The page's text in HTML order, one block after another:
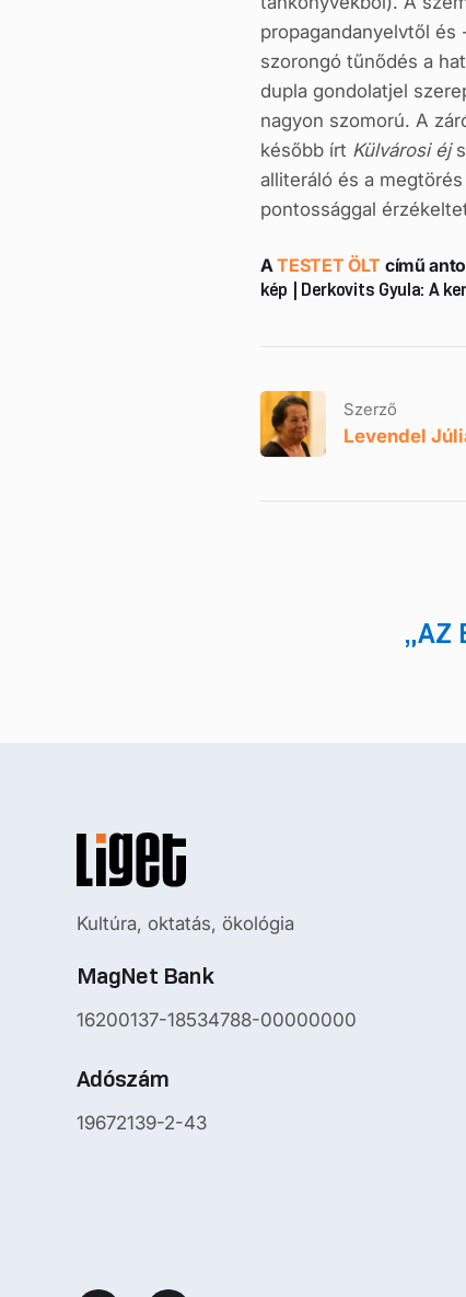
propagandanyelvtől
szorongó tűnődés a
dupla gondolatjel
nagyon szomorú. A
később írt Külvárosi éj
alliteráló és a
pontossággal
ATESTET ÖLT című
kép | Derkovits Gyula: A
Szerző
Levendel
„AZ
Kultúra, oktatás, ökológia
MagNet Bank
16200137-18534788-00000000
Adószám
19672139-2-43